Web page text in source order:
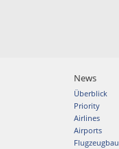
News
Überblick
Priority
Airlines
Airports
Flugzeugbau